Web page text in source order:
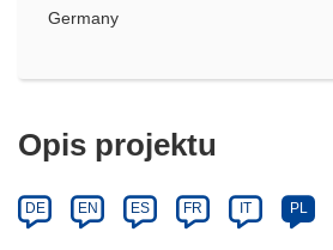
Germany
Opis projektu
DE EN ES FR IT PL